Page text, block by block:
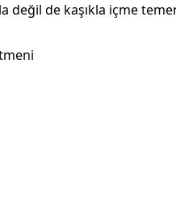
değil de kaşıkla içme